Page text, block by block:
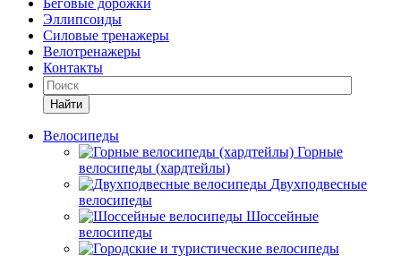
Беговые дорожки
Эллипсоиды
Силовые тренажеры
Велотренажеры
Контакты
Найти
Велосипеды
Горные
велосипеды (хардтейлы)
Двухподвесные
велосипеды
Шоссейные
велосипеды